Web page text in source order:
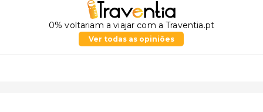
0% voltariam a viajar com a Traventia.pt
Ver todas as opiniões